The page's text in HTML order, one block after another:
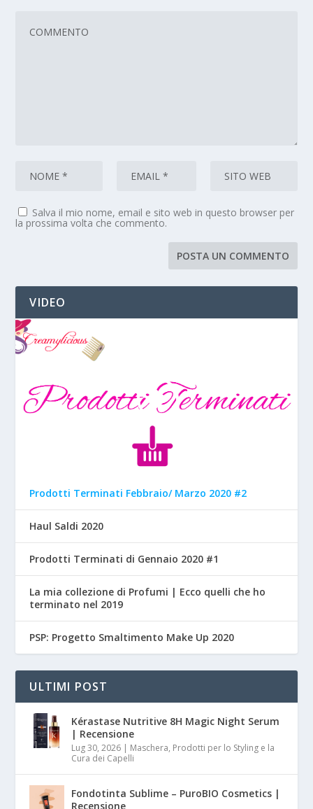
Salva il mio nome, email e sito web in questo browser per
la prossima volta che commento.
VIDEO
Prodotti Terminati Febbraio/ Marzo 2020 #2
Haul Saldi 2020
Prodotti Terminati di Gennaio 2020 #1
La mia collezione di Profumi | Ecco quelli che ho
terminato nel 2019
PSP: Progetto Smaltimento Make Up 2020
ULTIMI POST
Kérastase Nutritive 8H Magic Night Serum
| Recensione
Lug 30, 2026 | Maschera, Prodotti per lo Styling e la
Cura dei Capelli
Fondotinta Sublime – PuroBIO Cosmetics |
Recensione